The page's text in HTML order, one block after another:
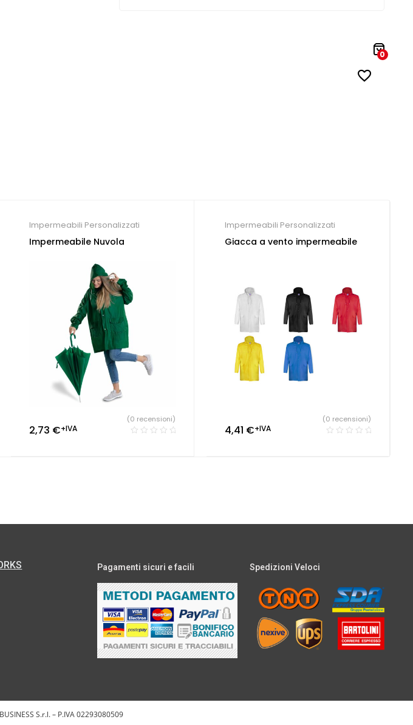
0
Impermeabili Personalizzati
Impermeabile Nuvola
2,73 €+IVA
(0 recensioni)
Impermeabili Personalizzati
Giacca a vento impermeabile
4,41 €+IVA
(0 recensioni)
Pagamenti sicuri e facili Spedizioni Veloci
S.r.l. – P.IVA 02293080509